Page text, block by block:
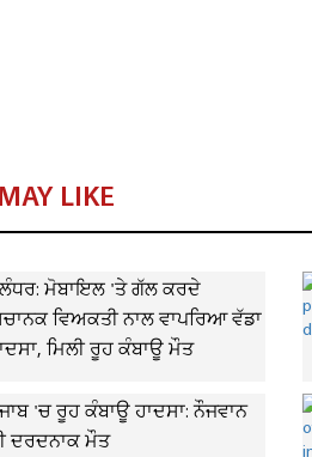
LIKE
ਮੋਬਾਇਲ 'ਤੇ ਗੱਲ ਕਰਦੇ
ਵਿਅਕਤੀ ਨਾਲ ਵਾਪਰਿਆ ਵੱਡਾ
ਮਿਲੀ ਰੂਹ ਕੰਬਾਊ ਮੌਤ
'ਚ ਰੂਹ ਕੰਬਾਊ ਹਾਦਸਾ: ਨੌਜਵਾਨ
ਦਰਦਨਾਕ ਮੌਤ